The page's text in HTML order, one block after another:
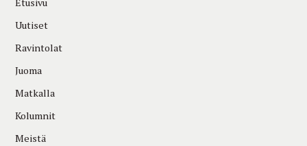
Uutiset
Ravintolat
Juoma
Matkalla
Kolumnit
Meistä